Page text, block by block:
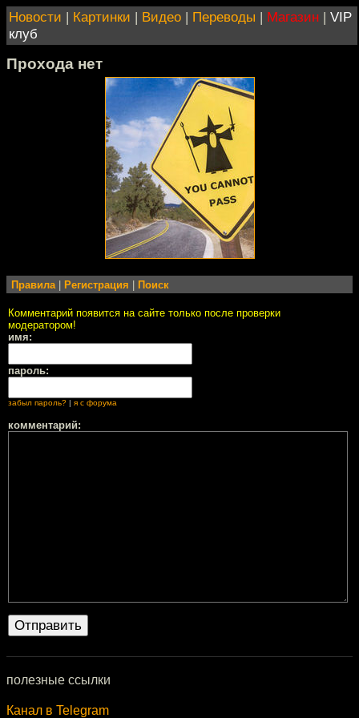
Новости | Картинки | Видео | Переводы | Магазин | VIP
клуб
Прохода нет
Правила Регистрация Поиск
Комментарий появится на сайте только после проверки
модератором!
имя:
пароль:
забыл пароль? | я с форума
комментарий:
полезные ссылки
Канал в Telegram